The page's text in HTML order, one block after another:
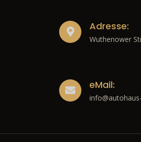
Adresse:
Wuthenower
eMail: